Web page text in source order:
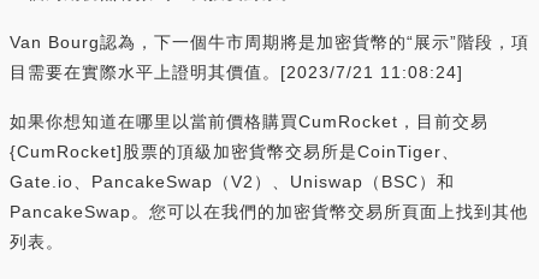
Van Bourg認為，下一個牛市周期將是加密貨幣的“展示”階段，項
目需要在實際水平上證明其價值。[2023/7/21 11:08:24]
如果你想知道在哪里以當前價格購買CumRocket，目前交易
{CumRocket]股票的頂級加密貨幣交易所是CoinTiger、
Gate.io、PancakeSwap（V2）、Uniswap（BSC）和
PancakeSwap。您可以在我們的加密貨幣交易所頁面上找到其他
列表。